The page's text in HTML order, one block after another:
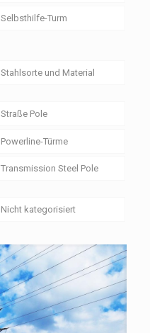
Selbsthilfe-Turm
Stahlsorte und Material
Straße Pole
Powerline-Türme
Transmission Steel Pole
Nicht kategorisiert